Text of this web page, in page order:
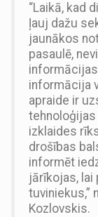
“Laikā, kad
ļauj dažu
jaunākos
pasaulē,
informācija
apraide ir
tehnoloģijas
izklaides
drošības
informēt
jārīkojas, lai
tuviniekus,”
Kozlovskis.